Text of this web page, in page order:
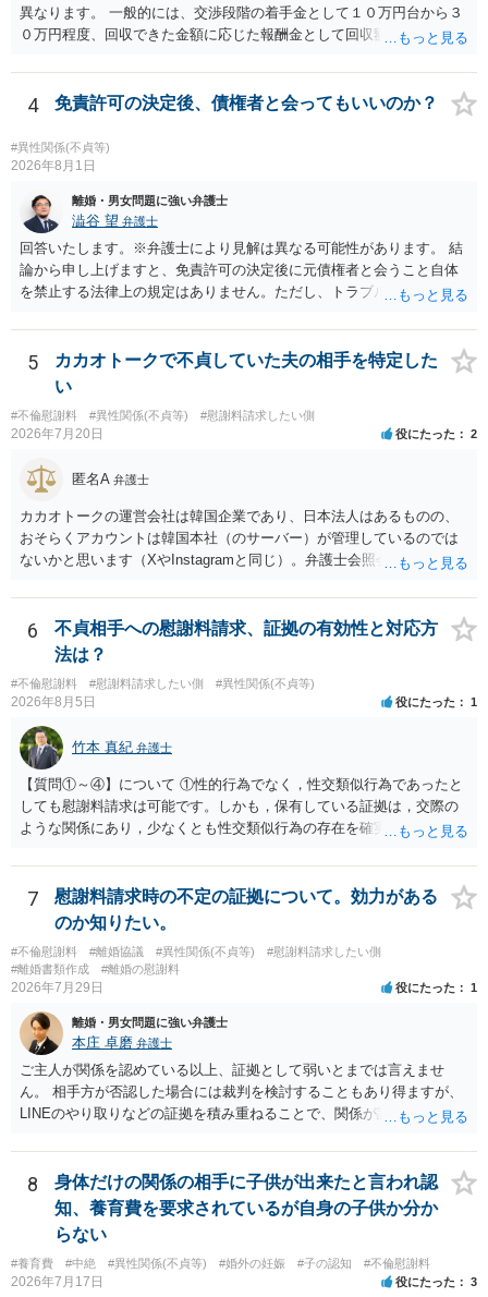
通院や予防接種への対応、保育園との連絡、夫婦それぞれの勤務状
況、別居後にどのような養育環境を用意できるかといった、これまで
養育費については、離婚後も父母双方がそれぞれの収入に応じて負担
するのが原則となります。
異なります。 一般的には、交渉段階の着手金として１０万円台から３
０万円程度、回収できた金額に応じた報酬金として回収額の１０％か
には、追加着手金や日当、実費が発生することもあります。 もっと
も、証拠が十分にあるか、相手方の住所・勤務先が分かるか、慰謝料
変わり得ます。依頼前に、交渉だけの場合、訴訟になった場合、回収
できなかった場合の費用を確認しておくとよいでしょう。 弁護士選び
通しを過度に楽観的に言い過ぎないか、質問に具体的に答えてくれる
か、連絡方法（メール、電話、弁護士直接か事務局員を介するかな
ど）や対応スピードが合うかを確認するとよいと思います。いずれに
しましても、弁護士への相談・依頼にあたっては、証拠資料、夫と相
手方の関係、相手方の氏名・住所等、夫婦関係への影響、離婚予定の
4 免責許可の決定後、債権者と会ってもいいのか？
#異性関係(不貞等)
2026年8月1日
離婚・男女問題に強い弁護士
澁谷 望 弁護士
回答いたします。※弁護士により見解は異なる可能性があります。 結
論から申し上げますと、免責許可の決定後に元債権者と会うこと自体
を禁止する法律上の規定はありません。ただし、トラブル防止の観点
ントは以下の通りです。 ・金銭のやり取りや返済の約束は絶対にしな
い（免責された借金を任意でも支払ってしまうとトラブルの元になり
ます） ・過去のDVや過剰請求の経緯を踏まえ、相手の感情に流されな
の、ご自身の生活と精神的な安定を守るためにも、お互いに距離を置
くというご判断は非常に賢明かと思います。
5
カカオトークで不貞していた夫の相手を特定した
い
#不倫慰謝料 #異性関係(不貞等) #慰謝料請求したい側
2026年7月20日 役にたった 2
匿名A 弁護士
カカオトークの運営会社は韓国企業であり、日本法人はあるものの、
おそらくアカウントは韓国本社（のサーバー）が管理しているのでは
ないかと思います（XやInstagramと同じ）。弁護士会照会は日本法に
対する照会は基本的にできないと解されています（弁護士会によって
は例外的に認める扱いもありますが、かなり限定されているので一般
的ではないでしょう）。もし韓国本社がアカウント管理をしているな
ら、日本法人へ送っても「ウチでは管理していない」という回答にな
ります。 個人で直接他人のID情報の開示を求めても拒否されるでしょ
6
不貞相手への慰謝料請求、証拠の有効性と対応方
法は？
#不倫慰謝料 #慰謝料請求したい側 #異性関係(不貞等)
2026年8月5日 役にたった 1
竹本 真紀 弁護士
【質問①～④】について ①性的行為でなく，性交類似行為であったと
しても慰謝料請求は可能です。しかも，保有している証拠は，交際の
ような関係にあり，少なくとも性交類似行為の存在を確実に証明でき
ことを窺わせるものです。）。ですから，慰謝料請求を進めることで
よいと思います。 ただ．慰謝料額については，婚姻破綻に至っていな
いとして，この点を考慮されることになるかもしれません。 ②夫との
今後のことを考えて書いてもらうか否かを検討するのがよいと思いま
す。今ある証拠以上のことを証明（証明力を強めることも含む）でき
るのであれば，前向きに検討を進めるという考え方でもよいでしょ
値と夫との関係との均衡のように思います。 ③行政書士に委任をして
いるのであれば，どのような内容の委任なのか不明ですが，その行政
書士との協議になると思います。請求するか，訴訟にするか，その点
の見極めや，相手方は性交類似行為は認めているのか，それさえも否
定しているのかによって，考え方・進め方は変わってくると思いま
あれば，本人（行政書士でも同じだと思います。）への対応ではあま
り変わらないように思います。減額で折り合えるなら本人様の交渉で
もよいように思いますが，ゼロかどうかの観点であれば，訴訟に進む
しかなくなるようにも思います。そうしますと，お近くの弁護士に相
談して進めることを検討した方がよいようにも思います。
7
慰謝料請求時の不定の証拠について。効力がある
のか知りたい。
#不倫慰謝料 #離婚協議 #異性関係(不貞等)
#慰謝料請求したい側
#離婚書類作成
#離婚の慰謝料
2026年7月29日 役にたった 1
離婚・男女問題に強い弁護士
本庄 卓磨 弁護士
ご主人が関係を認めている以上、証拠として弱いとまでは言えませ
ん。 相手方が否認した場合には裁判を検討することもあり得ますが、
LINEのやり取りなどの証拠を積み重ねることで、関係が認定される余
個別の事情によりますので、お早めに弁護士に相談されることをおす
すめします。
8
身体だけの関係の相手に子供が出来たと言われ認
知、養育費を要求されているが自身の子供か分か
らない
#養育費 #中絶 #異性関係(不貞等) #婚外の妊娠 #子の認知 #不倫慰謝料
2026年7月17日 役にたった 3